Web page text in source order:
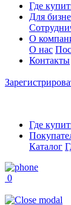
Где
Для
О
О нас
Контакты
Где
Каталог
0